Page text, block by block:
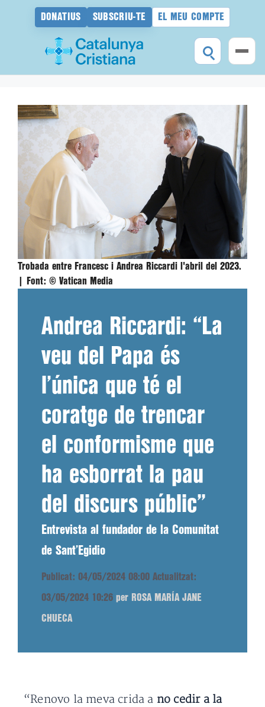
DONATIUS SUBSCRIU-TE EL MEU COMPTE
contingut
Trobada entre Francesc i Andrea Riccardi l'abril del 2023.
Font: © Vatican Media
Andrea Riccardi: “La
veu del Papa és
l’única que té el
coratge de trencar
el conformisme que
ha esborrat la pau
del discurs públic”
Entrevista al fundador de la Comunitat
de Sant’Egidio
Publicat: 04/05/2024 08:00 Actualitzat:
03/05/2024 10:26 per ROSA MARÍA JANE
CHUECA
“Renovo la meva crida a no cedir a la